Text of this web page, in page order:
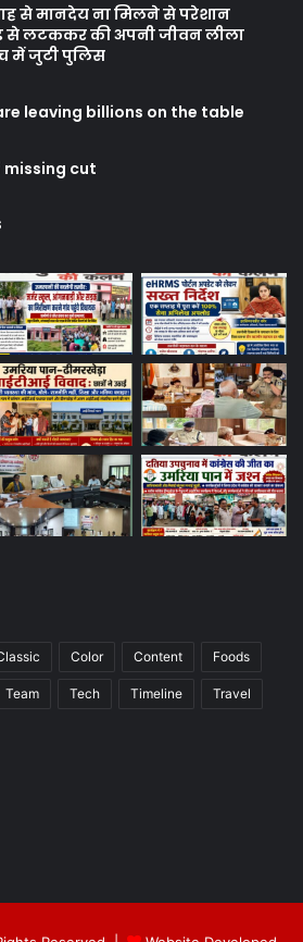
से मानदेय ना मिलने से परेशान
से लटककर की अपनी जीवन लीला
में जुटी पुलिस
leaving billions on the table
missing cut
Color Content Foods
Team Tech Timeline Travel